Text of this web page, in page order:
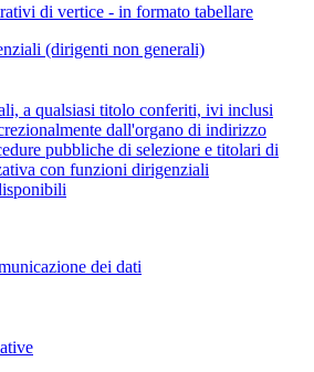
di vertice - in formato tabellare
(dirigenti non generali)
a qualsiasi titolo conferiti, ivi inclusi
dall'organo di indirizzo
pubbliche di selezione e titolari di
con funzioni dirigenziali
dei dati